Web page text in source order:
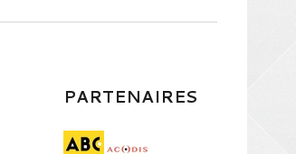
PARTENAIRES